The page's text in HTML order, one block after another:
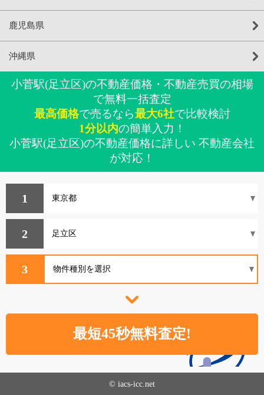
鹿児島県
沖縄県
小菅駅(足立区)の不動産価格・不動産売買の相場
で無料一括査定
最高価格で売るなら最大6社で比較検討
1分以内の簡単入力！
小菅駅(足立区)の不動産価格に詳しい 不動産会社
が対応！
1
2
3
© iacs-icc.net